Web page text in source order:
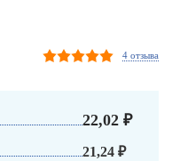
4 отзыва
22,02 ₽
21,24 ₽